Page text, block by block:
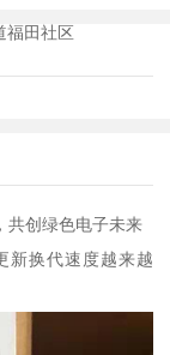
福田社区
共创绿色电子未来
新换代速度越来越